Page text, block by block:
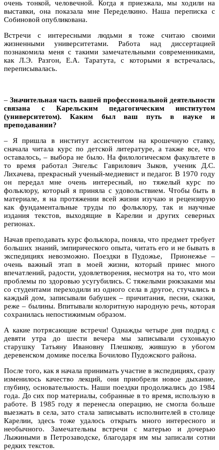
очень тонкой, человечной. Когда я приезжала, мы ходили на
выставки, она показала мне Переделкино. Наша переписка с
Собиновой опубликована.
Встречи с интересными людьми я тоже считаю своими
жизненными университетами. Работа над диссертацией
познакомила меня с такими замечательными современниками,
как Л.Э. Разгон, Е.А. Таратута, с которыми я встречалась,
переписывалась.
– Значительная часть вашей профессиональной деятельности
связана с Карельским педагогическим институтом
(университетом). Каким был ваш путь в науке и
преподавании?
– Я пришла в институт ассистентом на крошечную ставку,
сначала читала курс по детской литературе, а также все, что
оставалось, – выбора не было. На филологическом факультете в
то время работал Энгельс Гаврилович Зыков, ученик Д.С.
Лихачева, прекрасный ученый-медиевист и педагог. В 1970 году
он передал мне очень интересный, но тяжелый курс по
фольклору, который я приняла с удовольствием. Чтобы быть в
материале, я на протяжении всей жизни изучаю и рецензирую
как фундаментальные труды по фольклору, так и научные
издания текстов, выходящие в Карелии и других северных
регионах.
Начав преподавать курс фольклора, поняла, что предмет требует
больших знаний, эмпирического опыта, читать его и не бывать в
экспедициях невозможно. Поездки в Пудожье, Прионежье –
очень важный этап в моей жизни, который принес много
впечатлений, радости, удовлетворения, несмотря на то, что мои
проблемы по здоровью усугубились. С тяжелыми рюкзаками мы
со студентами переходили из одного села в другое, стучались в
каждый дом, записывали бабушек – причитания, песни, сказки,
реже – былины. Впитывали колоритную народную речь, которая
сохранилась непостижимым образом.
А какие потрясающие встречи! Однажды четыре дня подряд с
девяти утра до шести вечера мы записывали сухонькую
старушку Татьяну Ивановну Плешкову, жившую в убогом
деревенском домике поселка Бочилово Пудожского района.
После того, как я начала принимать участие в экспедициях, сразу
изменилось качество лекций, они приобрели новое дыхание,
глубину, основательность. Наши поездки продолжались до 1984
года. До сих пор материалы, собранные в то время, использую в
работе. В 1985 году я перенесла операцию, не смогла больше
выезжать в села, зато стала записывать исполнителей в столице
Карелии, здесь тоже удалось открыть много интересного и
необычного. Замечательны встречи с матерью и дочерью
Лыжиными в Петрозаводске, благодаря им мы записали сотни
редких текстов.